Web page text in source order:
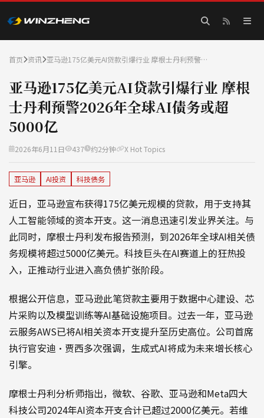
首页 资讯 亚马逊175亿美元AI贷款引爆行业 摩根士丹利预警…
亚马逊175亿美元AI贷款引爆行业 摩根
士丹利预警2026年全球AI债务或超
5000亿
2026年6月11日 437 约2分钟 X Hot Topics
亚马逊 AI投资 科技债务
近日，亚马逊宣布获得175亿美元规模的贷款，用于支持其
人工智能领域的资本开支。这一消息迅速引发业界关注。与
此同时，摩根士丹利发布报告预测，到2026年全球AI相关债
务规模将超过5000亿美元。科技巨头在AI赛道上的狂热投
入，正推动行业进入高负债扩张阶段。
根据公开信息，亚马逊此笔贷款主要用于数据中心建设、芯
片采购以及模型训练等AI基础设施项目。过去一年，亚马逊
云服务AWS已将AI相关资本开支提升至历史高位。公司首席
执行官安迪·贾西多次强调，生成式AI将成为未来增长核心
引擎。
摩根士丹利分析师指出，微软、谷歌、亚马逊和Meta四大
科技公司2024年AI资本开支合计已超过2000亿美元。若维